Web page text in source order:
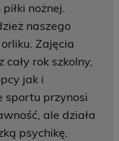
nożnej.
naszego
Zajęcia
rok szkolny,
jak i
sportu przynosi
ale działa
psychikę.